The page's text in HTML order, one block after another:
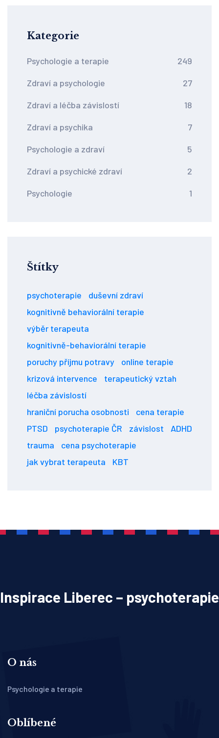
Kategorie
Psychologie a terapie 249
Zdraví a psychologie 27
Zdraví a léčba závislostí 18
Zdraví a psychika 7
Psychologie a zdraví 5
Zdraví a psychické zdraví 2
Psychologie 1
Štítky
psychoterapie
duševní zdraví
kognitivně behaviorální terapie
výběr terapeuta
kognitivně-behaviorální terapie
poruchy příjmu potravy
online terapie
krizová intervence
terapeutický vztah
léčba závislostí
hraniční porucha osobnosti
cena terapie
PTSD
psychoterapie ČR závislost
ADHD
trauma
cena psychoterapie
jak vybrat terapeuta
KBT
Inspirace Liberec – psychoterapie
O nás
Psychologie a terapie
Oblíbené